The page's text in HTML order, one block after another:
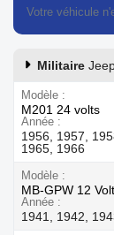
Votre véhicule
Militaire
Modèle
M201 24 volts
Année
1956, 1957,
1965, 1966
Modèle
MB-GPW 12
Année
1941, 1942,